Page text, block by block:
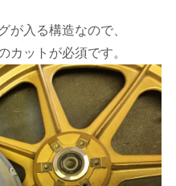
が入る構造なので、
カットが必須です。